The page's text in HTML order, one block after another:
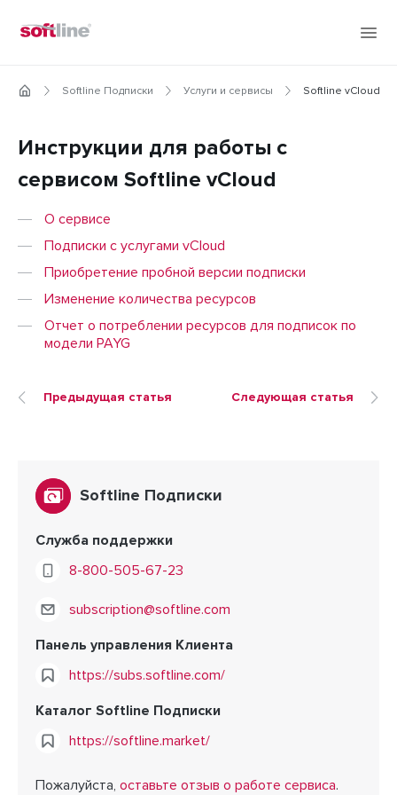
Softline Подписки Услуги и сервисы Softline vCloud
Инструкции для работы с
сервисом Softline vCloud
О сервисе
Подписки с услугами vCloud
Приобретение пробной версии подписки
Изменение количества ресурсов
Отчет о потреблении ресурсов для подписок по
модели PAYG
Предыдущая статья Следующая статья
Softline Подписки
Служба поддержки
8-800-505-67-23
subscription@softline.com
Панель управления Клиента
https://subs.softline.com/
Каталог Softline Подписки
https://softline.market/
Пожалуйста, оставьте отзыв о работе сервиса.